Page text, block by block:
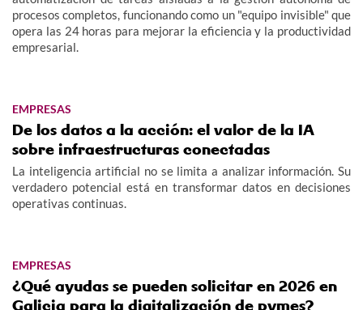
procesos completos, funcionando como un "equipo invisible" que
opera las 24 horas para mejorar la eficiencia y la productividad
empresarial.
EMPRESAS
De los datos a la acción: el valor de la IA
sobre infraestructuras conectadas
La inteligencia artificial no se limita a analizar información. Su
verdadero potencial está en transformar datos en decisiones
operativas continuas.
EMPRESAS
¿Qué ayudas se pueden solicitar en 2026 en
Galicia para la digitalización de pymes?